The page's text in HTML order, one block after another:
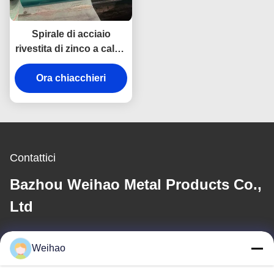
Spirale di acciaio
rivestita di zinco a caldo
Z20-275g ASTM A653
Ora chiacchieri
Contattici
Bazhou Weihao Metal Products Co.,
Ltd
E-mail
408690175@qq.com
Weihao